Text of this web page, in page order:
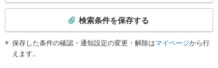
検
検索条件を保存する
保存した条件の確認・通知設定の変更・解除はマイページから行
えます。